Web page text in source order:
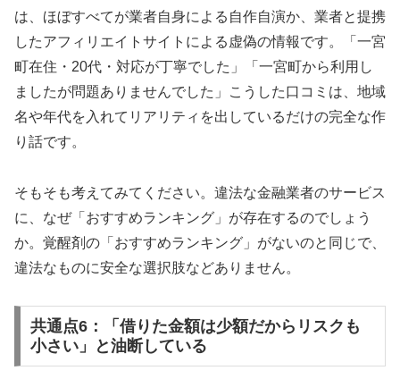
は、ほぼすべてが業者自身による自作自演か、業者と提携
したアフィリエイトサイトによる虚偽の情報です。「一宮
町在住・20代・対応が丁寧でした」「一宮町から利用し
ましたが問題ありませんでした」こうした口コミは、地域
名や年代を入れてリアリティを出しているだけの完全な作
り話です。
そもそも考えてみてください。違法な金融業者のサービス
に、なぜ「おすすめランキング」が存在するのでしょう
か。覚醒剤の「おすすめランキング」がないのと同じで、
違法なものに安全な選択肢などありません。
共通点6：「借りた金額は少額だからリスクも
小さい」と油断している